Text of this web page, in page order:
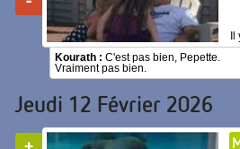
Il
Kourath : C'est pas bien, Pepette.
Vraiment pas bien.
Jeudi 12 Février 2026